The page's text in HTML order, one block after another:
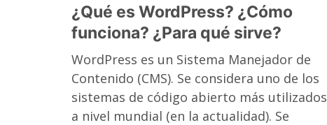
¿Qué es WordPress? ¿Cómo
funciona? ¿Para qué sirve?
WordPress es un Sistema Manejador de
Contenido (CMS). Se considera uno de los
sistemas de código abierto más utilizados
a nivel mundial (en la actualidad). Se